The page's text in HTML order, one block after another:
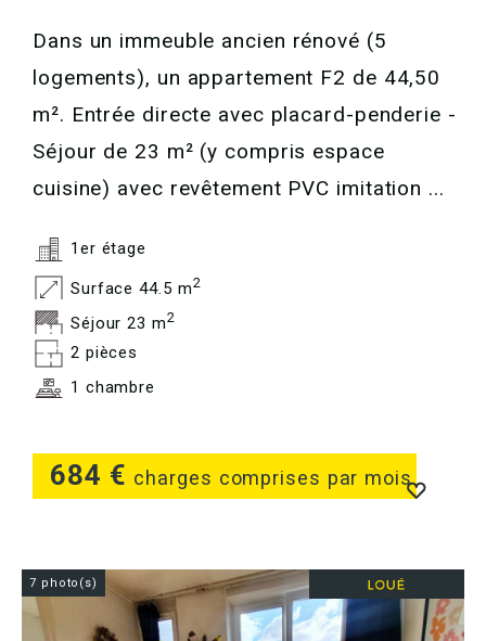
684 € charges comprises par mois
Dans un immeuble ancien rénové (5
logements), un appartement F2 de 44,50
m². Entrée directe avec placard-penderie -
Séjour de 23 m² (y compris espace
cuisine) avec revêtement PVC imitation ...
1er étage
Surface 44.5 m2
Séjour 23 m2
2 pièces
1 chambre
7 photo(s)